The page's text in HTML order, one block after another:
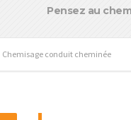
Pensez au
Chemisage conduit cheminée